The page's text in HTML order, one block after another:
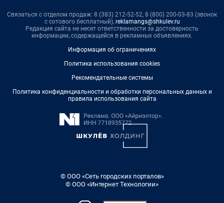
Связаться с отделом продаж: 8 (383) 212-52-52, 8 (800) 200-03-83 (звонок
с сотового бесплатный), reklamangs@shkulev.ru
Редакция сайта не несет ответственности за достоверность
информации, содержащейся в рекламных объявлениях.
Информация об ограничениях
Политика использования cookies
Рекомендательные системы
Политика конфиденциальности и обработки персональных данных и
правила использования сайта
© ООО «Сеть городских порталов»
© ООО «Интернет Технологии»